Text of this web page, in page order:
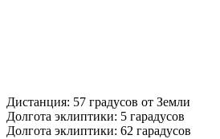
Дистанция: 57 градусов от Земли
Долгота эклиптики: 5 гарадусов
Долгота эклиптики: 62 гарадусов